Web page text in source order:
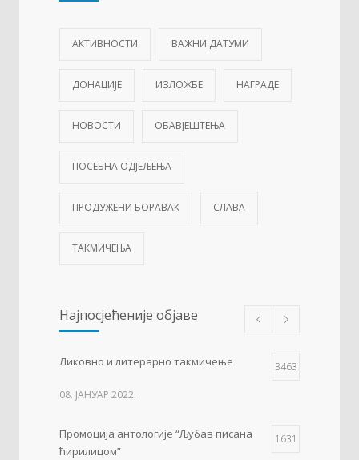
АКТИВНОСТИ ВАЖНИ ДАТУМИ
ДОНАЦИЈЕ ИЗЛОЖБЕ НАГРАДЕ
НОВОСТИ ОБАВЈЕШТЕЊА
ПОСЕБНА ОДЈЕЉЕЊА
ПРОДУЖЕНИ БОРАВАК СЛАВА
ТАКМИЧЕЊА
Најпосјећеније објаве
Ликовно и литерарно такмичење 3463
08. ЈАНУАР 2022.
Промоција антологије “Љубав писана
ћирилицом”
1631